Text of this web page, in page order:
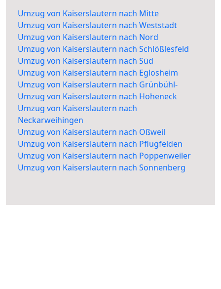
Umzug von Kaiserslautern nach Mitte
Umzug von Kaiserslautern nach Weststadt
Umzug von Kaiserslautern nach Nord
Umzug von Kaiserslautern nach Schlößlesfeld
Umzug von Kaiserslautern nach Süd
Umzug von Kaiserslautern nach Eglosheim
Umzug von Kaiserslautern nach Grünbühl-
Umzug von Kaiserslautern nach Hoheneck
Umzug von Kaiserslautern nach
Neckarweihingen
Umzug von Kaiserslautern nach Oßweil
Umzug von Kaiserslautern nach Pflugfelden
Umzug von Kaiserslautern nach Poppenweiler
Umzug von Kaiserslautern nach Sonnenberg